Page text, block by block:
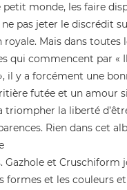
monde, les faire
pas jeter le discrédit
royale. Mais dans toutes
qui commencent par «
il y a forcément une
futée et un amour
triompher la liberté
Rien dans cet
Gazhole et Cruschiform
formes et les couleurs